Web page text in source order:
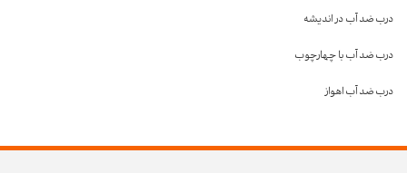
درب ضد آب در اندیشه
درب ضد آب با چهارچوب
درب ضد آب اهواز